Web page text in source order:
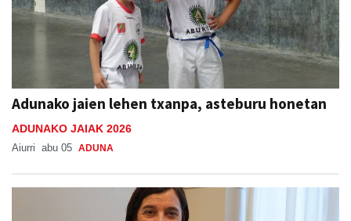
Adunako jaien lehen txanpa, asteburu honetan
ADUNAKO JAIAK 2026
Aiurri abu 05 ADUNA